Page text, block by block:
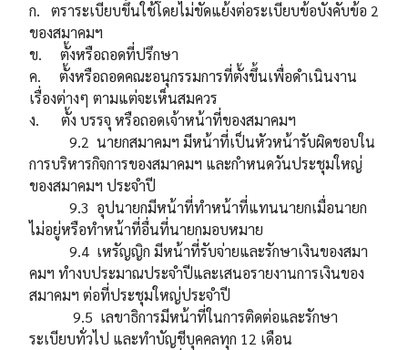
ก. ตราระเบียบขึ้นใช้โดยไม่ขัดแย้งต่อระเบียบข้อบังคับข้อ 2
ของสมาคมฯ
ข. ตั้งหรือถอดที่ปรึกษา
ค. ตั้งหรือถอดคณะอนุกรรมการที่ตั้งขึ้นเพื่อดำเนินงาน
เรื่องต่างๆ ตามแต่จะเห็นสมควร
ง. ตั้ง บรรจุ หรือถอดเจ้าหน้าที่ของสมาคมฯ
9.2 นายกสมาคมฯ มีหน้าที่เป็นหัวหน้ารับผิดชอบใน
การบริหารกิจการของสมาคมฯ และกำหนดวันประชุมใหญ่
ของสมาคมฯ ประจำปี
9.3 อุปนายกมีหน้าที่ทำหน้าที่แทนนายกเมื่อนายก
ไม่อยู่หรือทำหน้าที่อื่นที่นายกมอบหมาย
9.4 เหรัญญิก มีหน้าที่รับจ่ายและรักษาเงินของสมา
คมฯ ทำงบประมาณประจำปีและเสนอรายงานการเงินของ
สมาคมฯ ต่อที่ประชุมใหญ่ประจำปี
9.5 เลขาธิการมีหน้าที่ในการติดต่อและรักษา
ระเบียบทั่วไป และทำบัญชีบุคคลทุก 12 เดือน